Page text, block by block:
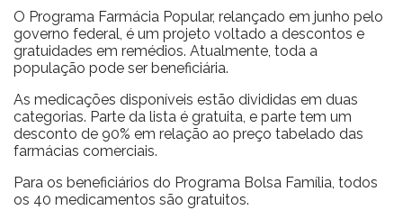
O Programa Farmácia Popular, relançado em junho pelo
governo federal, é um projeto voltado a descontos e
gratuidades em remédios. Atualmente, toda a
população pode ser beneficiária.
As medicações disponíveis estão divididas em duas
categorias. Parte da lista é gratuita, e parte tem um
desconto de 90% em relação ao preço tabelado das
farmácias comerciais.
Para os beneficiários do Programa Bolsa Família, todos
os 40 medicamentos são gratuitos.